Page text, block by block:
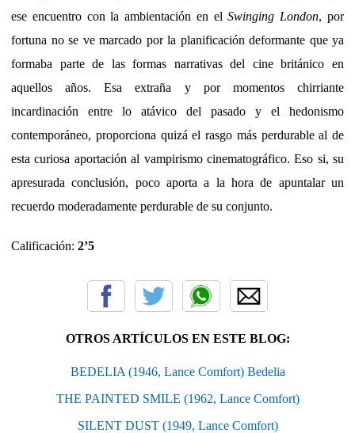
ese encuentro con la ambientación en elSwinging London, por
fortuna no se ve marcado por la planificación deformante que ya
formaba parte de las formas narrativas del cine británico en
aquellos años. Esa extraña y por momentos chirriante
incardinación entre lo atávico del pasado y el hedonismo
contemporáneo, proporciona quizá el rasgo más perdurable al de
esta curiosa aportación al vampirismo cinematográfico. Eso si, su
apresurada conclusión, poco aporta a la hora de apuntalar un
recuerdo moderadamente perdurable de su conjunto.
Calificación: 2’5
OTROS ARTÍCULOS EN ESTE BLOG:
BEDELIA (1946, Lance Comfort) Bedelia
THE PAINTED SMILE (1962, Lance Comfort)
SILENT DUST (1949, Lance Comfort)